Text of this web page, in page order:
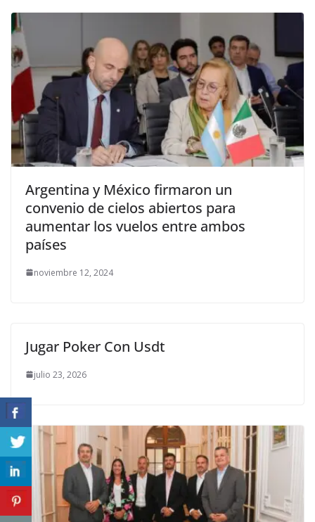
Argentina y México firmaron un
convenio de cielos abiertos para
aumentar los vuelos entre ambos
países
noviembre 12, 2024
Jugar Poker Con Usdt
julio 23, 2026